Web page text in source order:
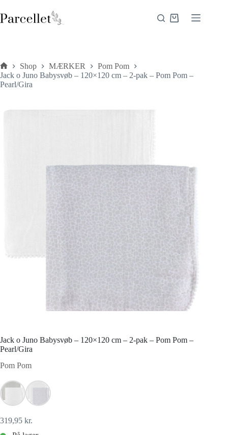
til
indhold
Indkøbskurv
Forside
Shop MÆRKER
Pom Pom
Jack o Juno Babysvøb – 120×120 cm – 2-pak – Pom Pom –
Pearl/Gira
Jack o Juno Babysvøb – 120×120 cm – 2-pak – Pom Pom –
Pearl/Gira
Pom Pom
319,95 kr.